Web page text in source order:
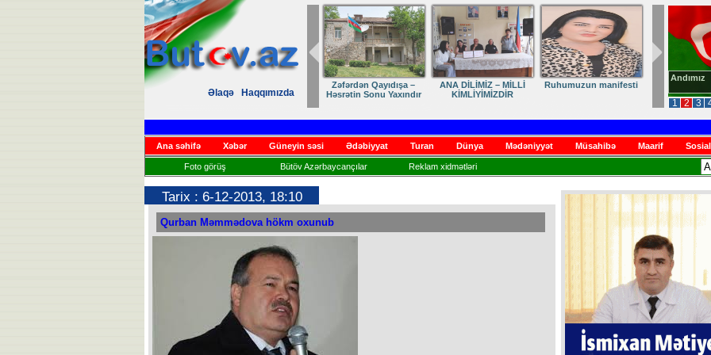
Əlaqə
Haqqımızda
1 2 3
Andımız
Zəfərdən Qayıdışa –
Həsrətin Sonu Yaxındır
ANA DİLİMİZ – MİLLİ
KİMLİYİMİZDİR
Ruhumuzun manifesti
Ana səhifə Xəbər Güneyin səsi Ədəbiyyat Turan Dünya Mədəniyyət Müsahibə Maarif
Foto görüş Bütöv Azərbaycançılar Reklam xidmətləri
Tarix : 6-12-2013, 18:10
Qurban Məmmədova hökm oxunub